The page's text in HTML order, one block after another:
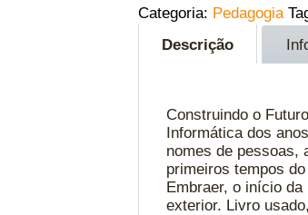
Categoria: Pedagogia
Descrição
Construindo o
Informática dos
nomes de pessoas,
primeiros tempos
Embraer, o início
exterior. Livro